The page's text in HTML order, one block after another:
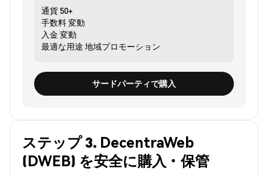
通貨 50+
手数料変動
入金 変動
最適な用途 地域プロモーション
サードパーティで購入
ステップ 3. DecentraWeb
(DWEB) を安全に購入・保管